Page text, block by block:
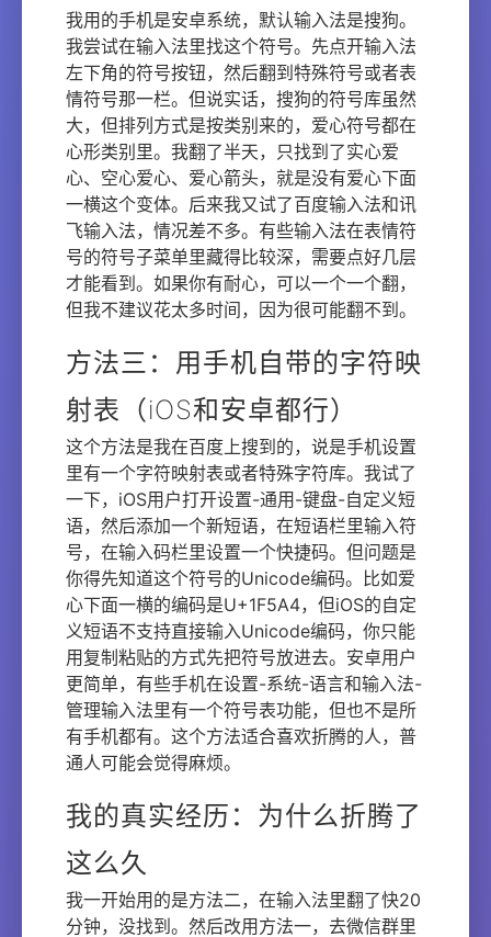
我用的手机是安卓系统，默认输入法是搜狗。
我尝试在输入法里找这个符号。先点开输入法
左下角的符号按钮，然后翻到特殊符号或者表
情符号那一栏。但说实话，搜狗的符号库虽然
大，但排列方式是按类别来的，爱心符号都在
心形类别里。我翻了半天，只找到了实心爱
心、空心爱心、爱心箭头，就是没有爱心下面
一横这个变体。后来我又试了百度输入法和讯
飞输入法，情况差不多。有些输入法在表情符
号的符号子菜单里藏得比较深，需要点好几层
才能看到。如果你有耐心，可以一个一个翻，
但我不建议花太多时间，因为很可能翻不到。
方法三：用手机自带的字符映
射表（iOS和安卓都行）
这个方法是我在百度上搜到的，说是手机设置
里有一个字符映射表或者特殊字符库。我试了
一下，iOS用户打开设置-通用-键盘-自定义短
语，然后添加一个新短语，在短语栏里输入符
号，在输入码栏里设置一个快捷码。但问题是
你得先知道这个符号的Unicode编码。比如爱
心下面一横的编码是U+1F5A4，但iOS的自定
义短语不支持直接输入Unicode编码，你只能
用复制粘贴的方式先把符号放进去。安卓用户
更简单，有些手机在设置-系统-语言和输入法-
管理输入法里有一个符号表功能，但也不是所
有手机都有。这个方法适合喜欢折腾的人，普
通人可能会觉得麻烦。
我的真实经历：为什么折腾了
这么久
我一开始用的是方法二，在输入法里翻了快20
分钟，没找到。然后改用方法一，去微信群里